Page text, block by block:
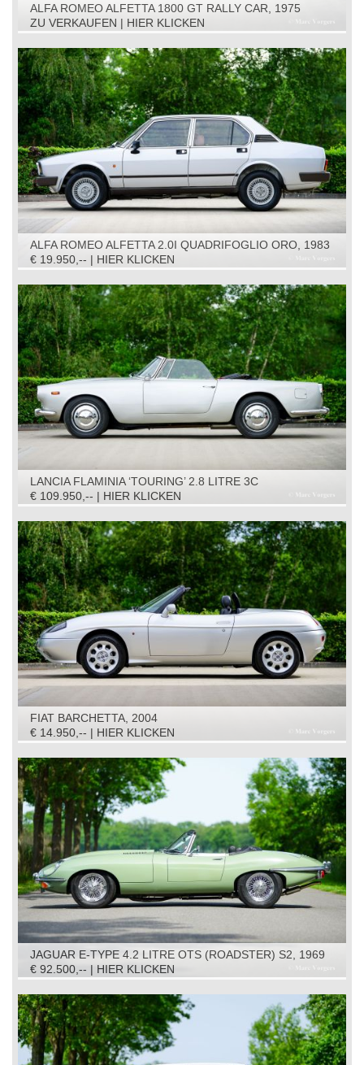
ALFA ROMEO ALFETTA 1800 GT RALLY CAR, 1975
ZU VERKAUFEN | HIER KLICKEN
ALFA ROMEO ALFETTA 2.0I QUADRIFOGLIO ORO, 1983
€ 19.950,-- | HIER KLICKEN
LANCIA FLAMINIA ‘TOURING’ 2.8 LITRE 3C
CONVERTIBLE, 1966
€ 109.950,-- | HIER KLICKEN
FIAT BARCHETTA, 2004
€ 14.950,-- | HIER KLICKEN
JAGUAR E-TYPE 4.2 LITRE OTS (ROADSTER) S2, 1969
€ 92.500,-- | HIER KLICKEN